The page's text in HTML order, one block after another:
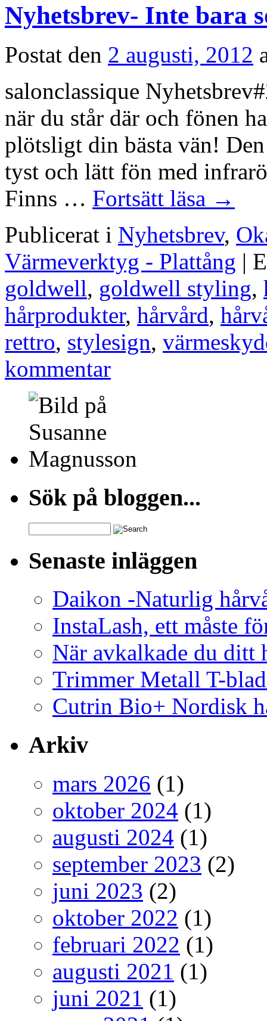
Nyhetsbrev- Inte bara
Postat den 2 augusti, 2012
salonclassique
när du står där och fönen
plötsligt din bästa vän!
tyst och lätt fön med
Finns … Fortsätt läsa →
Publicerat i Nyhetsbrev,
Värmeverktyg - Plattång |
goldwell, goldwell styling,
hårprodukter, hårvård,
rettro, stylesign,
kommentar
Sök på bloggen...
for:
Senaste inläggen
Daikon -Naturlig
InstaLash, ett måste
När avkalkade du ditt
Trimmer Metall T-
Cutrin Bio+ Nordisk
Arkiv
mars 2026 (1)
oktober 2024 (1)
augusti 2024 (1)
september 2023 (2)
juni 2023 (2)
oktober 2022 (1)
februari 2022 (1)
augusti 2021 (1)
juni 2021 (1)